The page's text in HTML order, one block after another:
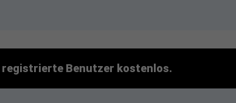
Benutzer kostenlos.